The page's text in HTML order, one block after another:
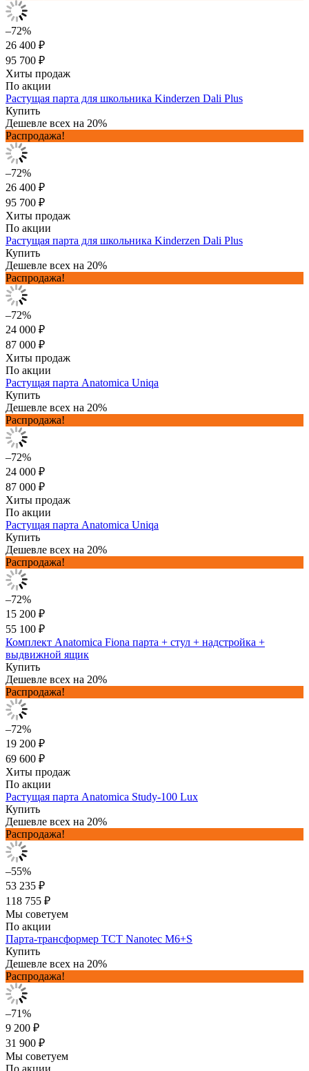
–72%
26 400 ₽
95 700 ₽
Хиты продаж
По акции
Растущая парта для школьника Kinderzen Dali Plus
Купить
Дешевле всех на 20%
Распродажа!
–72%
26 400 ₽
95 700 ₽
Хиты продаж
По акции
Растущая парта для школьника Kinderzen Dali Plus
Купить
Дешевле всех на 20%
Распродажа!
–72%
24 000 ₽
87 000 ₽
Хиты продаж
По акции
Растущая парта Anatomica Uniqa
Купить
Дешевле всех на 20%
Распродажа!
–72%
24 000 ₽
87 000 ₽
Хиты продаж
По акции
Растущая парта Anatomica Uniqa
Купить
Дешевле всех на 20%
Распродажа!
–72%
15 200 ₽
55 100 ₽
Комплект Anatomica Fiona парта + стул + надстройка +
выдвижной ящик
Купить
Дешевле всех на 20%
Распродажа!
–72%
19 200 ₽
69 600 ₽
Хиты продаж
По акции
Растущая парта Anatomica Study-100 Lux
Купить
Дешевле всех на 20%
Распродажа!
–55%
53 235 ₽
118 755 ₽
Мы советуем
По акции
Парта-трансформер TCT Nanotec M6+S
Купить
Дешевле всех на 20%
Распродажа!
–71%
9 200 ₽
31 900 ₽
Мы советуем
По акции